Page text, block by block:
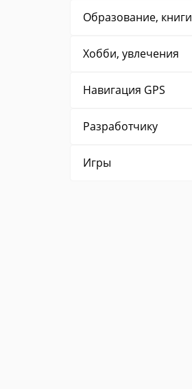
Образование, книги
Хобби, увлечения
Навигация GPS
Разработчику
Игры